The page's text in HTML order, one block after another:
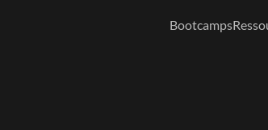
Bootcamps